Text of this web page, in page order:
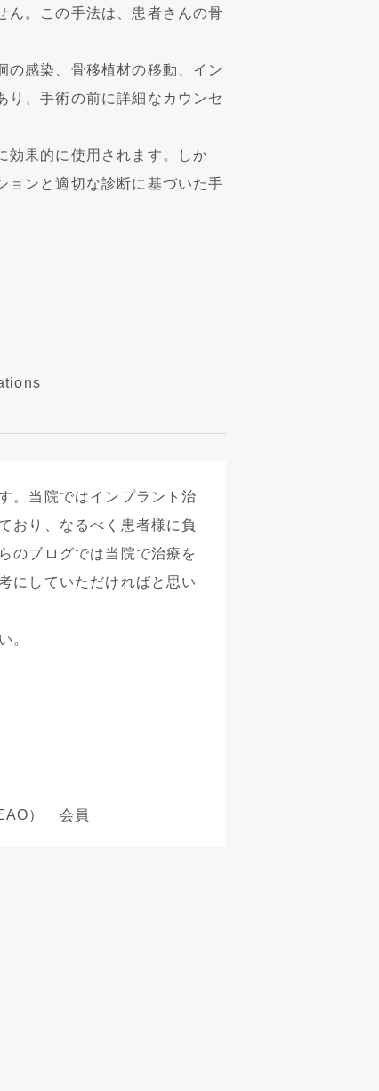
ん。この手法は、患者さんの骨
の感染、骨移植材の移動、イン
り、手術の前に詳細なカウンセ
効果的に使用されます。しか
ョンと適切な診断に基づいた手
。当院ではインプラント治
おり、なるべく患者様に負
のブログでは当院で治療を
にしていただければと思い
。
） 会員